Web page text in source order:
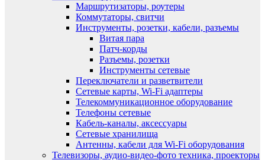
Маршрутизаторы, роутеры
Коммутаторы, свитчи
Инструменты, розетки, кабели, разъемы
Витая пара
Патч-корды
Разъемы, розетки
Инструменты сетевые
Переключатели и разветвители
Сетевые карты, Wi-Fi адаптеры
Телекоммуникационное оборудование
Телефоны сетевые
Кабель-каналы, аксессуары
Сетевые хранилища
Антенны, кабели для Wi-Fi оборудования
Телевизоры, аудио-видео-фото техника, проекторы